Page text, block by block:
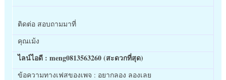
ติดต่อ สอบถามมาที่
คุณเม้ง
ไลน์ไอดี : meng0813563260 (สะดวกที่สุด)
ข้อความทางเฟสของเพจ : อยากลอง ลองเลย